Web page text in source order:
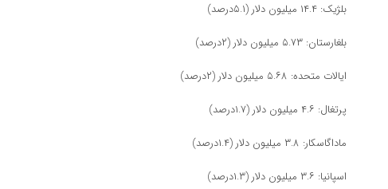
بلژیک: ۱۴.۴ میلیون دلار (۵.۱درصد)
بلغارستان: ۵.۷۳ میلیون دلار (۲درصد)
ایالات متحده: ۵.۶۸ میلیون دلار (۲درصد)
پرتغال: ۴.۶ میلیون دلار (۱.۷درصد)
ماداگاسکار: ۳.۸ میلیون دلار (۱.۴درصد)
اسپانیا: ۳.۶ میلیون دلار (۱.۳درصد)